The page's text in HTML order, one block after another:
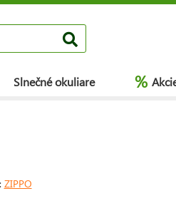
Slnečné okuliare %
ZIPPO